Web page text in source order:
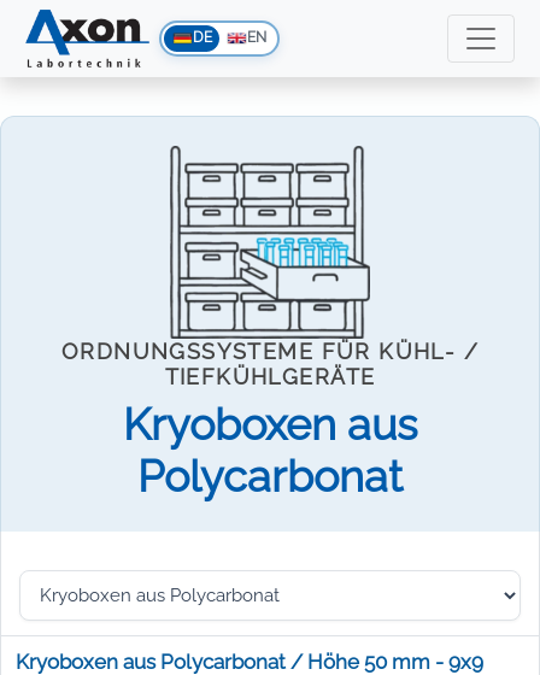
DE EN
ORDNUNGSSYSTEME FÜR KÜHL- /
TIEFKÜHLGERÄTE
Kryoboxen aus
Polycarbonat
Kryoboxen aus Polycarbonat / Höhe 50 mm - 9x9